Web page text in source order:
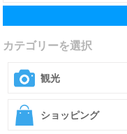
カテゴリーを選択
観光
ショッピング